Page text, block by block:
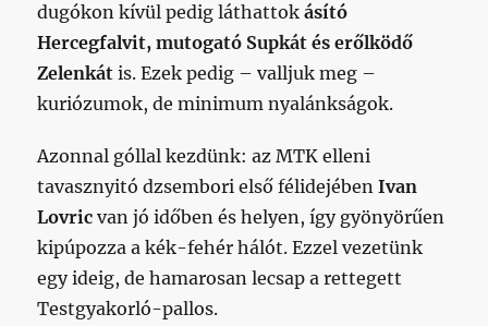
dugókon kívül pedig láthattokásító
Hercegfalvit, mutogató Supkát és erőlködő
Zelenkát is. Ezek pedig – valljuk meg –
kuriózumok, de minimum nyalánkságok.
Azonnal góllal kezdünk: az MTK elleni
tavasznyitó dzsembori első félidejében Ivan
Lovric van jó időben és helyen, így gyönyörűen
kipúpozza a kék-fehér hálót. Ezzel vezetünk
egy ideig, de hamarosan lecsap a rettegett
Testgyakorló-pallos.